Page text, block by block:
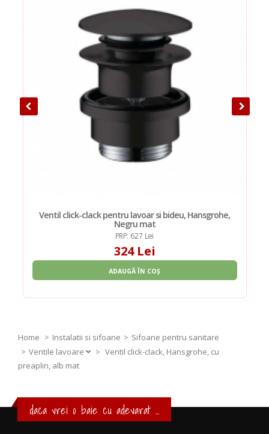
Ventil click-clack pentru lavoar si bideu, Hansgrohe,
Negru mat
PRP: 627 Lei
324 Lei
ADAUGĂ ÎN COȘ
Home Instalatii si sifoane
Sifoane pentru sanitare
Ventile lavoare
> Ventil click-clack, Hansgrohe, cu
preaplin, alb mat
daca vrei o baie cu adevarat ...